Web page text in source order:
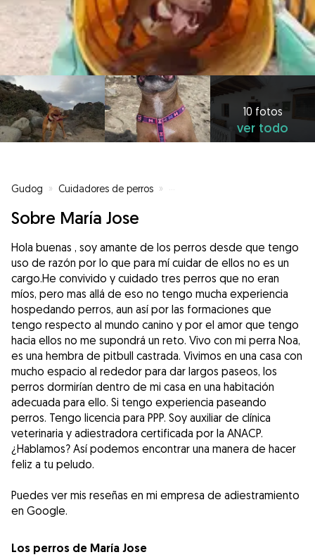
10 fotos
ver todo
Gudog » Cuidadores de perros » Cuidadores de perros en Telde
Sobre María Jose
Hola buenas , soy amante de los perros desde que tengo
uso de razón por lo que para mí cuidar de ellos no es un
cargo.He convivido y cuidado tres perros que no eran
míos, pero mas allá de eso no tengo mucha experiencia
hospedando perros, aun así por las formaciones que
tengo respecto al mundo canino y por el amor que tengo
hacia ellos no me supondrá un reto. Vivo con mi perra Noa,
es una hembra de pitbull castrada. Vivimos en una casa con
mucho espacio al rededor para dar largos paseos, los
perros dormirían dentro de mi casa en una habitación
adecuada para ello. Si tengo experiencia paseando
perros. Tengo licencia para PPP. Soy auxiliar de clínica
veterinaria y adiestradora certificada por la ANACP.
¿Hablamos? Así podemos encontrar una manera de hacer
feliz a tu peludo.
Puedes ver mis reseñas en mi empresa de adiestramiento
en Google.
Los perros de María Jose